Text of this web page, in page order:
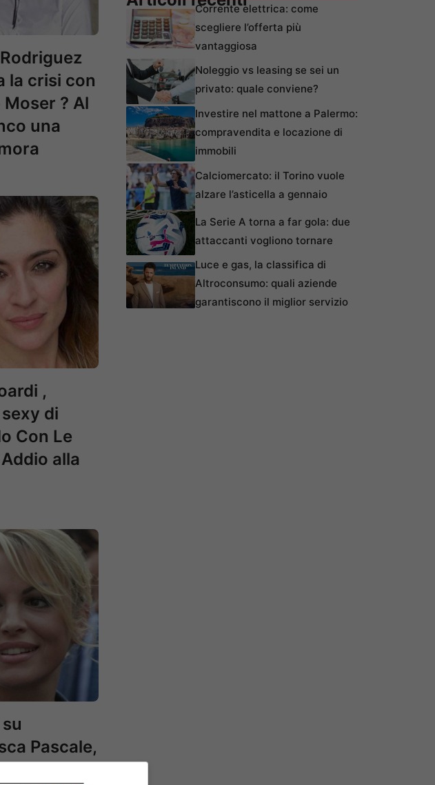
la crisi con
? Al
una
,
di
Con Le
alla
Pascale,
Corrente elettrica: come
scegliere l’offerta più
vantaggiosa
Noleggio vs leasing se sei un
privato: quale conviene?
Investire nel mattone a Palermo:
compravendita e locazione di
immobili
Calciomercato: il Torino vuole
alzare l’asticella a gennaio
La Serie A torna a far gola: due
attaccanti vogliono tornare
Luce e gas, la classifica di
Altroconsumo: quali aziende
garantiscono il miglior servizio